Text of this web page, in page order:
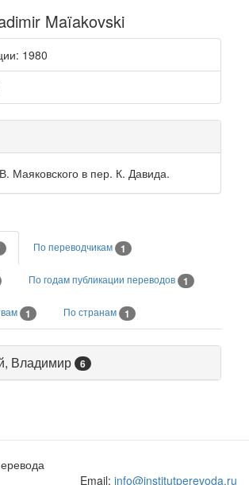
Maïakovski
: 1980
Маяковского в пер. К. Давида.
По переводчикам 1
По годам публикации переводов 1
1 По странам 1
Владимир 6
Email: info@institutperevoda.ru